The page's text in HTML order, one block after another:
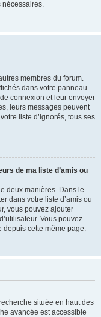
nécessaires.
membres du forum.
dans votre panneau
connexion et leur envoyer
leurs messages peuvent
liste d’ignorés, tous ses
de ma liste d’amis ou
deux manières. Dans le
dans votre liste d’amis ou
vous pouvez ajouter
Vous pouvez
depuis cette même page.
située en haut des
avancée est accessible